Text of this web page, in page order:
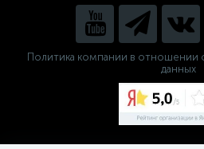
Политика компании в отношении
данных